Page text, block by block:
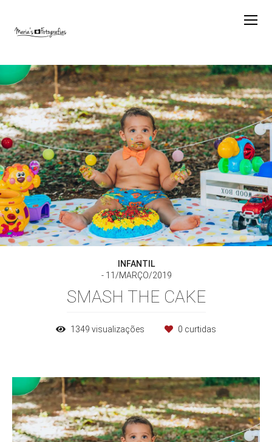
INFANTIL
11/MARÇO/2019
SMASH THE CAKE
1349 visualizações 0 curtidas